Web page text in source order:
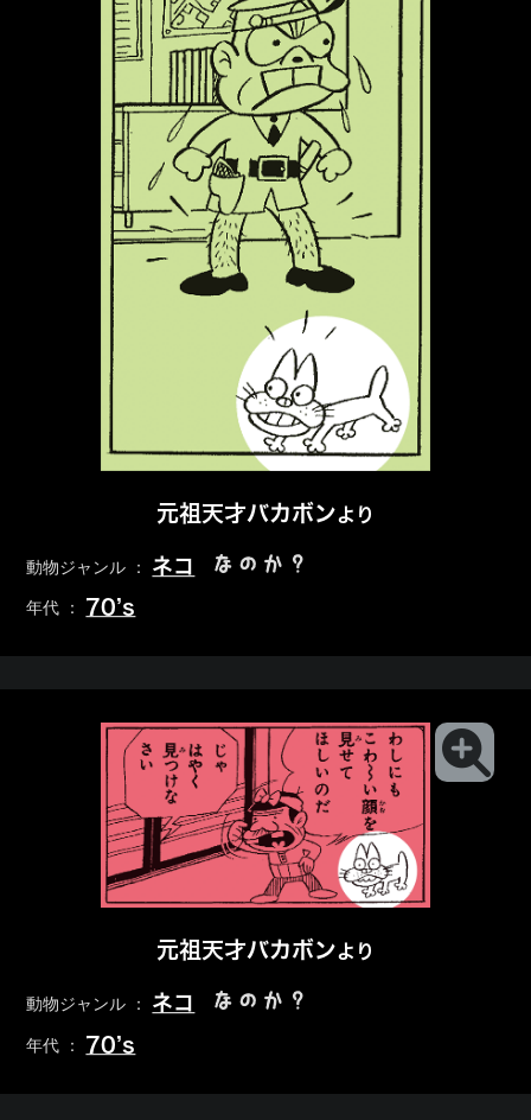
元祖天才バカボンより
動物ジャンル ： ネコ なのか？
年代 ： 70’s
元祖天才バカボンより
動物ジャンル ： ネコ なのか？
年代 ： 70’s